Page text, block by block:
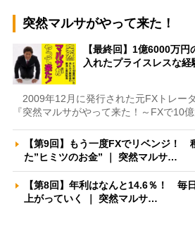
突然マルサがやって来た！
【最終回】1億6000万
入れたプライスレスな
2009年12月に発行された元FXトレー
『突然マルサがやって来た！～FXで10
【第9回】もう一度FXでリベンジ！
た”ヒミツのお金” ｜ 突然マルサ…
【第8回】年利はなんと14.6％！ 毎
上がっていく ｜ 突然マルサ…